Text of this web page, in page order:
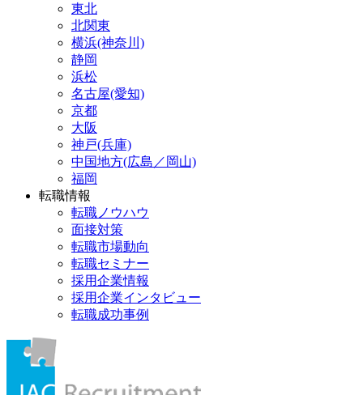
東北
北関東
横浜(神奈川)
静岡
浜松
名古屋(愛知)
京都
大阪
神戸(兵庫)
中国地方(広島／岡山)
福岡
転職情報
転職ノウハウ
面接対策
転職市場動向
転職セミナー
採用企業情報
採用企業インタビュー
転職成功事例